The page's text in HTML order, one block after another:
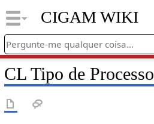
CIGAM WIKI
CL Tipo de Processo